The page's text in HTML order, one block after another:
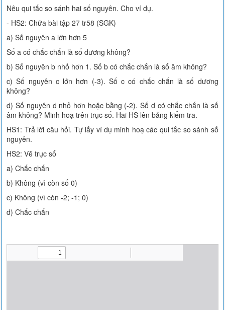
Nêu qui tắc so sánh hai số nguyên. Cho ví dụ.
- HS2: Chữa bài tập 27 tr58 (SGK)
a) Số nguyên a lớn hơn 5
Số a có chắc chắn là số dương không?
b) Số nguyên b nhỏ hơn 1. Số b có chắc chắn là số âm không?
c) Số nguyên c lớn hơn (-3). Số c có chắc chắn là số dương
không?
d) Số nguyên d nhỏ hơn hoặc bằng (-2). Số d có chắc chắn là số
âm không? Minh hoạ trên trục số. Hai HS lên bảng kiểm tra.
HS1: Trả lời câu hỏi. Tự lấy ví dụ minh hoạ các qui tắc so sánh số
nguyên.
HS2: Vẽ trục số
a) Chắc chắn
b) Không (vì còn số 0)
c) Không (vì còn -2; -1; 0)
d) Chắc chắn